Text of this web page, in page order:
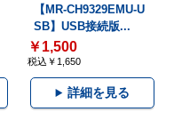
【MR-CH9329EMU-U
SB】USB接続版...
￥1,500
税込￥1,650
詳細を見る